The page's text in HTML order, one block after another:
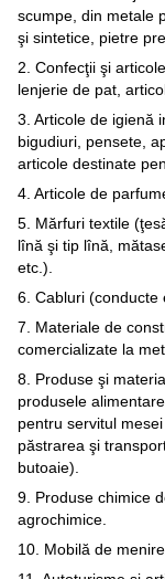
scumpe, din metale
şi sintetice, pietre
2. Confecţii şi
lenjerie de pat,
3. Articole de igienă
bigudiuri, pensete,
articole destinate
4. Articole de
5. Mărfuri textile
lînă şi tip lînă,
etc.).
6. Cabluri (conducte
7. Materiale de
comercializate la
8. Produse şi
produsele
pentru servitul
păstrarea şi
butoaie).
9. Produse chimice
agrochimice.
10. Mobilă de